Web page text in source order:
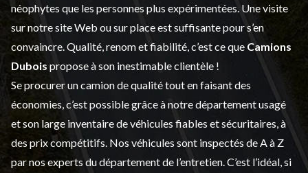
néophytes que les personnes plus expérimentées. Une visite
sur notre site Web ou sur place est suffisante pour s’en
convaincre. Qualité, renom et fiabilité, c’est ce que Camions
Dubois propose à son inestimable clientèle !
Se procurer un camion de qualité tout en faisant des
économies, c’est possible grâce à notredépartement usagé
et son large inventaire de véhicules fiables et sécuritaires, à
des prix compétitifs. Nos véhicules sont inspectés de A à Z
par nos experts du département de l’entretien . C’est l’idéal, si